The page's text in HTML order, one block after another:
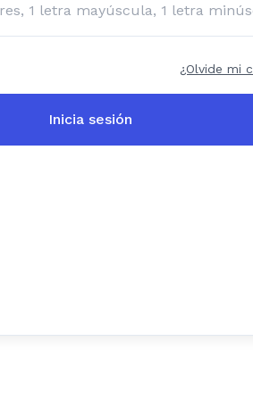
¿Olvide mi